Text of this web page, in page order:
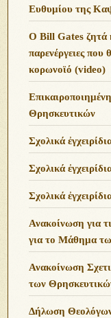
Ευθυμίου της
O Bill Gates ζητά
παρενέργειες που
κορωνοϊό (video)
Θρησκευτικών
Σχολικά
Σχολικά
Σχολικά
Ανακοίνωση για
για το Μάθημα
Ανακοίνωση
των
Δήλωση